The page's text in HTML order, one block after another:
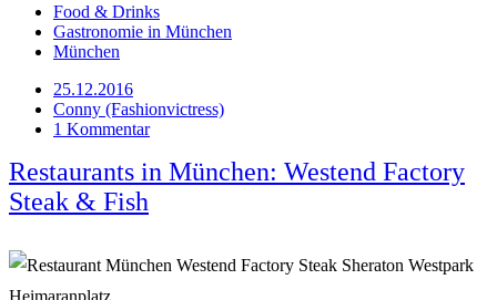
Food & Drinks
Gastronomie in München
München
25.12.2016
Conny (Fashionvictress)
1 Kommentar
Restaurants in München: Westend Factory
Steak & Fish